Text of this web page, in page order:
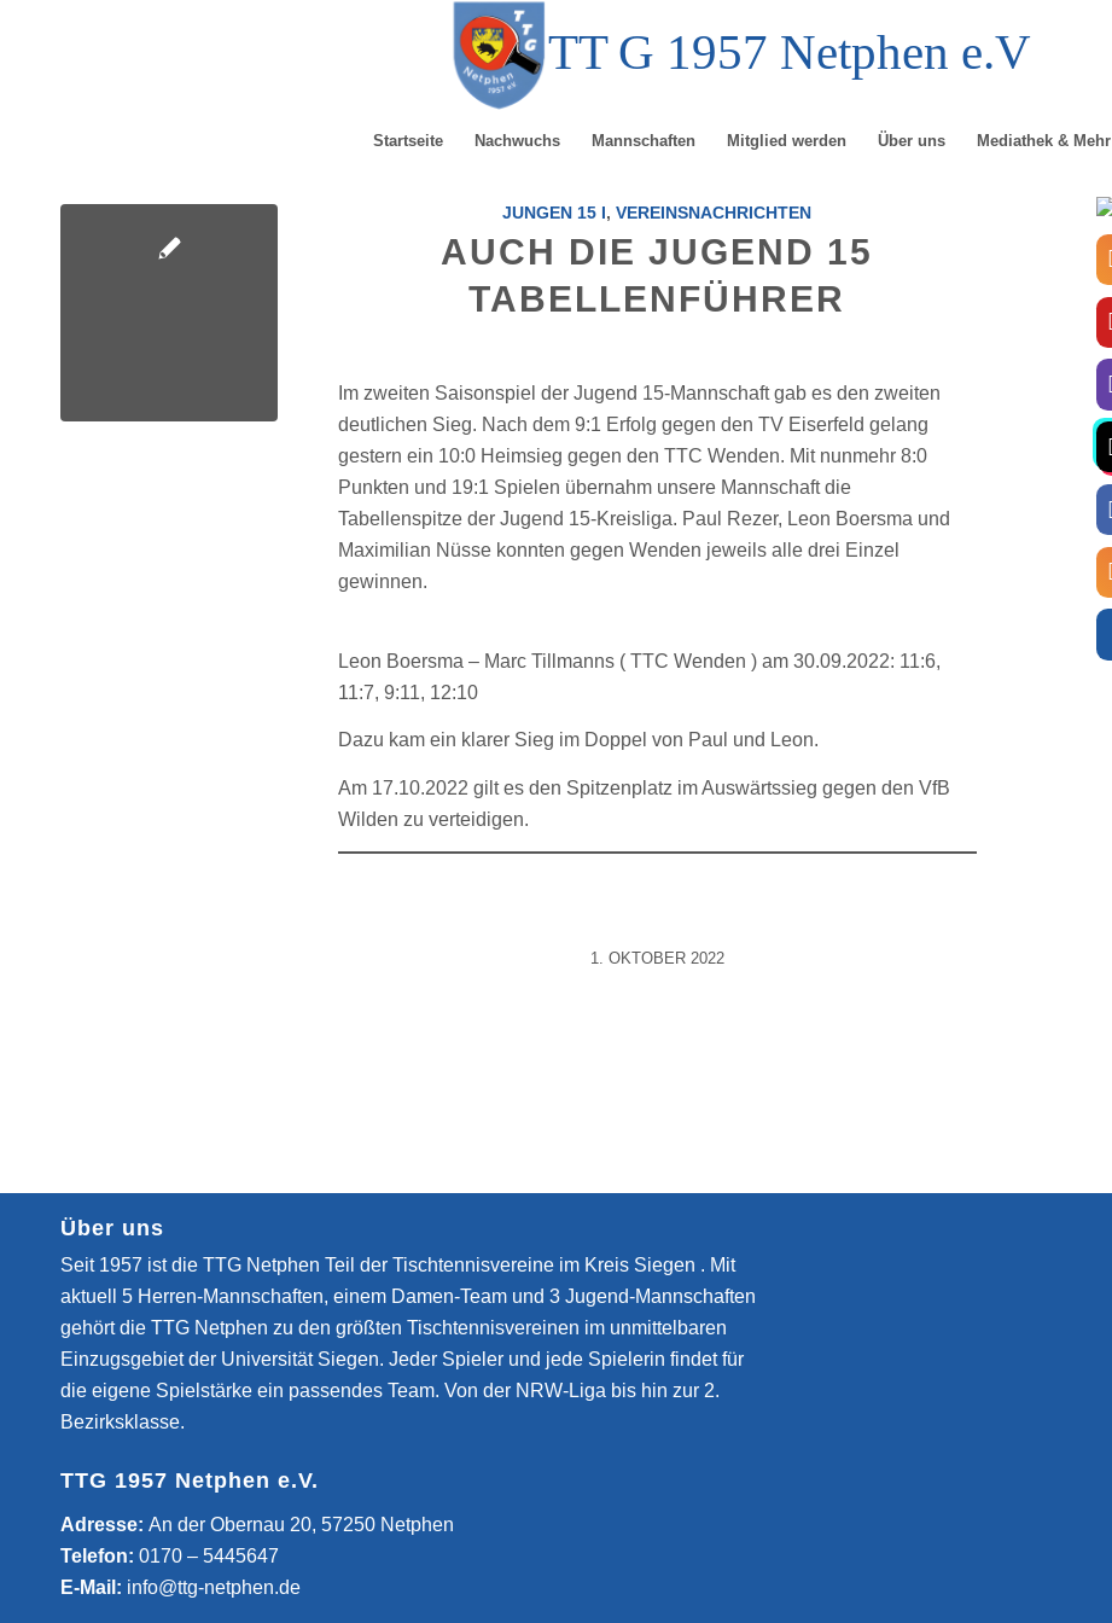
TTG 1957 Netphen e.V
Startseite Nachwuchs Mannschaften Mitglied werden Über uns Mediathek & Mehr
JUNGEN 15 I,VEREINSNACHRICHTEN
AUCH DIE JUGEND 15
TABELLENFÜHRER
Im zweiten Saisonspiel der Jugend 15-Mannschaft gab es den zweiten
deutlichen Sieg. Nach dem 9:1 Erfolg gegen den TV Eiserfeld gelang
gestern ein 10:0 Heimsieg gegen den TTC Wenden. Mit nunmehr 8:0
Punkten und 19:1 Spielen übernahm unsere Mannschaft die
Tabellenspitze der Jugend 15-Kreisliga. Paul Rezer, Leon Boersma und
Maximilian Nüsse konnten gegen Wenden jeweils alle drei Einzel
gewinnen.
Leon Boersma – Marc Tillmanns ( TTC Wenden ) am 30.09.2022: 11:6,
11:7, 9:11, 12:10
Dazu kam ein klarer Sieg im Doppel von Paul und Leon.
Am 17.10.2022 gilt es den Spitzenplatz im Auswärtssieg gegen den VfB
Wilden zu verteidigen.
1. OKTOBER 2022
Über uns
Seit 1957 ist die TTG Netphen Teil der Tischtennisvereine im Kreis Siegen . Mit
aktuell 5 Herren-Mannschaften, einem Damen-Team und 3 Jugend-Mannschaften
gehört die TTG Netphen zu den größten Tischtennisvereinen im unmittelbaren
Einzugsgebiet der Universität Siegen. Jeder Spieler und jede Spielerin findet für
die eigene Spielstärke ein passendes Team. Von der NRW-Liga bis hin zur 2.
Bezirksklasse.
TTG 1957 Netphen e.V.
­Adresse: An der Obernau 20, 57250 Netphen
Telefon: 0170 – 5445647
E-Mail: info@ttg-netphen.de